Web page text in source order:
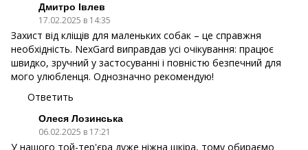
Дмитро Івлев
17.02.2025 в 14:35
Захист від кліщів для маленьких собак – це справжня
необхідність. NexGard виправдав усі очікування: працює
швидко, зручний у застосуванні і повністю безпечний для
мого улюбленця. Однозначно рекомендую!
Ответить
Олеся Лозинська
06.02.2025 в 17:21
У нашого той-тер'єра дуже ніжна шкіра, тому обираємо